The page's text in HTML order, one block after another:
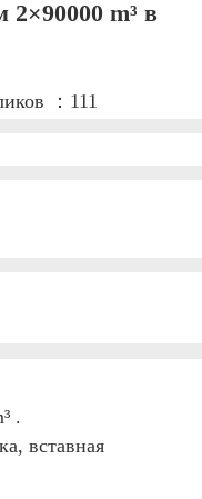
2×90000 m³ в
：111
.
вставная